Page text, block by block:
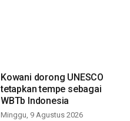
Kowani dorong UNESCO
tetapkan tempe sebagai
WBTb Indonesia
Minggu, 9 Agustus 2026